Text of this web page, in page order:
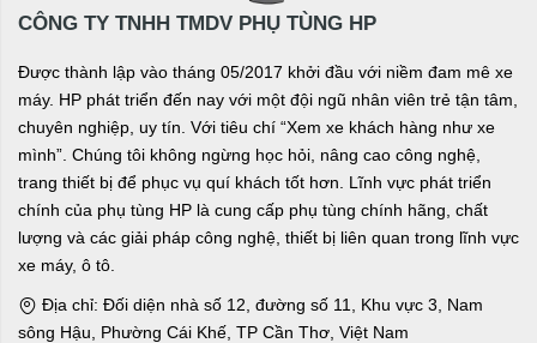
CÔNG TY TNHH TMDV PHỤ TÙNG HP
Được thành lập vào tháng 05/2017 khởi đầu với niềm đam mê xe
máy. HP phát triển đến nay với một đội ngũ nhân viên trẻ tận tâm,
chuyên nghiệp, uy tín. Với tiêu chí “Xem xe khách hàng như xe
mình”. Chúng tôi không ngừng học hỏi, nâng cao công nghệ,
trang thiết bị để phục vụ quí khách tốt hơn. Lĩnh vực phát triển
chính của phụ tùng HP là cung cấp phụ tùng chính hãng, chất
lượng và các giải pháp công nghệ, thiết bị liên quan trong lĩnh vực
xe máy, ô tô.
Địa chỉ: Đối diện nhà số 12, đường số 11, Khu vực 3, Nam
sông Hậu, Phường Cái Khế, TP Cần Thơ, Việt Nam